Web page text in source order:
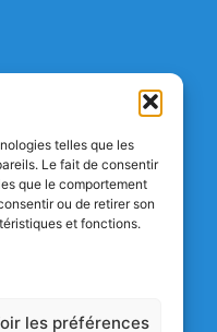
telles que les
Le fait de consentir
que le comportement
ou de retirer son
et fonctions.
les préférences